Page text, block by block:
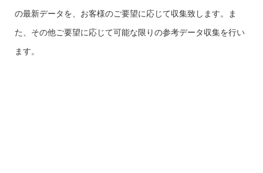
の最新データを、お客様のご要望に応じて収集致します。ま
た、その他ご要望に応じて可能な限りの参考データ収集を行い
ます。